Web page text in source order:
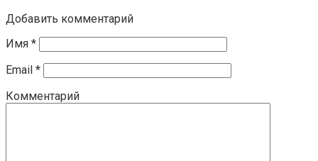
Добавить комментарий
Имя *
Email *
Комментарий